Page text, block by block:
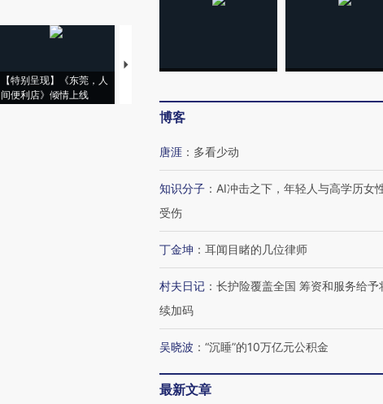
【特别呈现】《东莞，人
间便利店》倾情上线
【推广】走进第四届链博
博客
唐涯 ： 多看少动
知识分子 ： AI冲击之下，年轻人与高学历女
受伤
丁金坤 ： 耳闻目睹的几位律师
村夫日记 ： 长护险覆盖全国 筹资和服务给予
续加码
吴晓波 ： “沉睡”的10万亿元公积金
最新文章